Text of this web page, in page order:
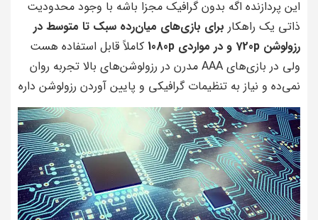
این پردازنده اگه بدون گرافیک مجزا باشه با وجود محدودیت
ذاتی یک راهکار برای بازی‌های میان‌رده سبک تا متوسط در
رزولوشن 720p و در مواردی 1080p
کاملاً قابل استفاده هست
ولی در بازی‌های AAA مدرن در رزولوشن‌های بالا تجربه روان
نمی‌ده و نیاز به تنظیمات گرافیکی و پایین آوردن رزولوشن داره